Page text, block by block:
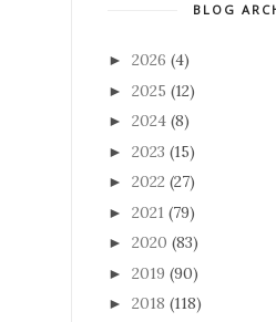
BLOG
► 2026 (4)
► 2025 (12)
► 2024 (8)
► 2023 (15)
► 2022 (27)
► 2021 (79)
► 2020 (83)
► 2019 (90)
► 2018 (118)